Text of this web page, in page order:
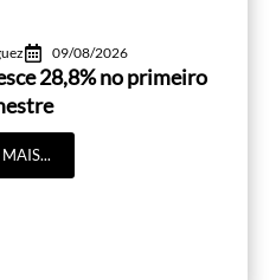
09/08/2026
28,8% no primeiro
MAIS...